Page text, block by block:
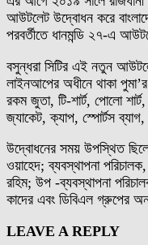
আউটলেট উদ্বোধন করে
পরবর্তীতে ধানমন্ডি ২৭-এ
বসুন্ধরা সিটির এই নতুন
লাইনআপের অধীনে থাকা
রকম জুতা, টি-শার্ট, পোলো
জ্যাকেট, ক্যাপ, স্পোর্টস ব্যাগ,
উদ্বোধনের সময় উপস্থিত
ওয়াহেদ; ব্যবস্থাপনা
রহিম; উপ -ব্যবস্থাপনা
কাদের এবং ডিবিএল গ্রুপের
LEAVE A REPLY